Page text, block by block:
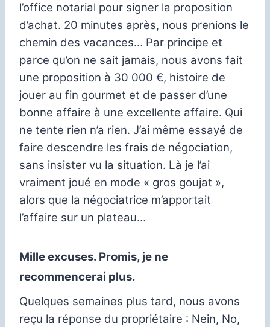
l’office notarial pour signer la proposition
d’achat. 20 minutes après, nous prenions le
chemin des vacances… Par principe et
parce qu’on ne sait jamais, nous avons fait
une proposition à 30 000 €, histoire de
jouer au fin gourmet et de passer d’une
bonne affaire à une excellente affaire. Qui
ne tente rien n’a rien. J’ai même essayé de
faire descendre les frais de négociation,
sans insister vu la situation. Là je l’ai
vraiment joué en mode « gros goujat »,
alors que la négociatrice m’apportait
l’affaire sur un plateau…
Mille excuses. Promis, je ne
recommencerai plus.
Quelques semaines plus tard, nous avons
reçu la réponse du propriétaire : Nein, No,